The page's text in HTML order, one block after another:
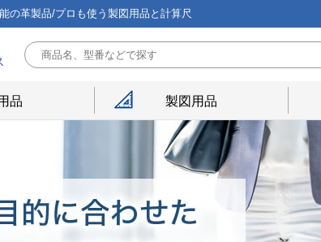
の革製品/プロも使う製図用品と計算尺
品 製図用品